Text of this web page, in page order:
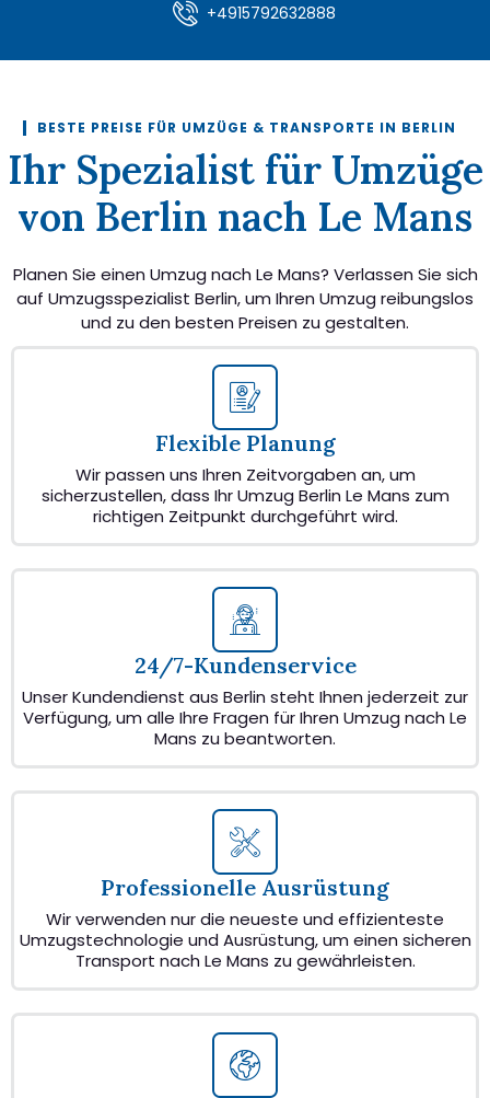
+4915792632888
BESTE PREISE FÜR UMZÜGE & TRANSPORTE IN BERLIN
Ihr Spezialist für Umzüge
von Berlin nach Le Mans
Planen Sie einen Umzug nach Le Mans? Verlassen Sie sich
auf Umzugsspezialist Berlin, um Ihren Umzug reibungslos
und zu den besten Preisen zu gestalten.
Flexible Planung
Wir passen uns Ihren Zeitvorgaben an, um
sicherzustellen, dass Ihr Umzug Berlin Le Mans zum
richtigen Zeitpunkt durchgeführt wird.
24/7-Kundenservice
Unser Kundendienst aus Berlin steht Ihnen jederzeit zur
Verfügung, um alle Ihre Fragen für Ihren Umzug nach Le
Mans zu beantworten.
Professionelle Ausrüstung
Wir verwenden nur die neueste und effizienteste
Umzugstechnologie und Ausrüstung, um einen sicheren
Transport nach Le Mans zu gewährleisten.